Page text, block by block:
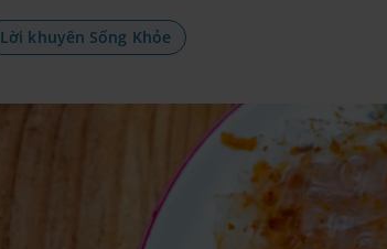
Lời khuyên Sống Khỏe